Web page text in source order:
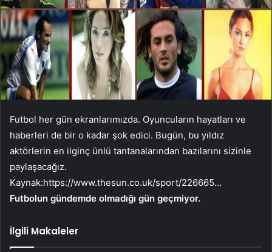
Futbol her gün ekranlarımızda. Oyuncuların hayatları ve
haberleri de bir o kadar şok edici. Bugün, bu yıldız
aktörlerin en ilginç ünlü tantanalarından bazılarını sizinle
paylaşacağız.
Kaynak:https://www.thesun.co.uk/sport/226665…
Futbolun gündemde olmadığı gün geçmiyor.
İlgili Makaleler